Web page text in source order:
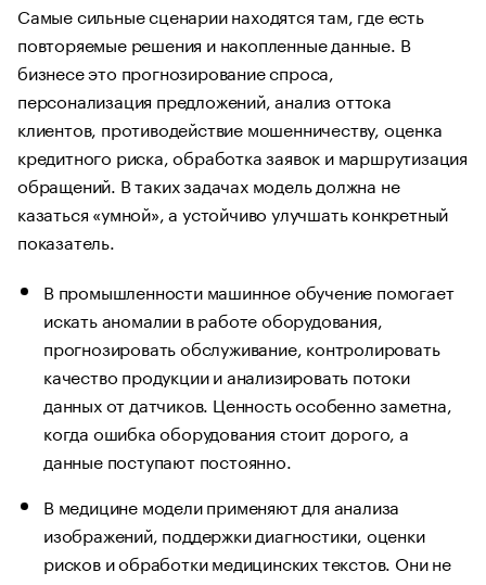
Самые сильные сценарии находятся там, где есть
повторяемые решения и накопленные данные. В
бизнесе это прогнозирование спроса,
персонализация предложений, анализ оттока
клиентов, противодействие мошенничеству, оценка
кредитного риска, обработка заявок и маршрутизация
обращений. В таких задачах модель должна не
казаться «умной», а устойчиво улучшать конкретный
показатель.
В промышленности машинное обучение помогает
искать аномалии в работе оборудования,
прогнозировать обслуживание, контролировать
качество продукции и анализировать потоки
данных от датчиков. Ценность особенно заметна,
когда ошибка оборудования стоит дорого, а
данные поступают постоянно.
В медицине модели применяют для анализа
изображений, поддержки диагностики, оценки
рисков и обработки медицинских текстов. Они не